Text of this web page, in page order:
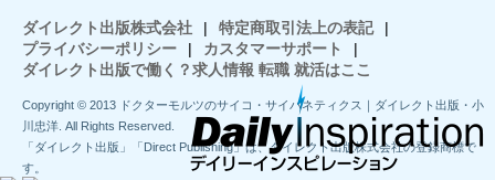
ダイレクト出版株式会社 | 特定商取引法上の表記
|
プライバシーポリシー
| カスタマーサポート
|
ダイレクト出版で働く？求人情報 転職 就活はここ
Copyright © 2013 ドクターモルツのサイコ・サイバネティクス｜ダイレクト出版・小
川忠洋. All Rights Reserved.
「ダイレクト出版」「Direct Publishing」は、ダイレクト出版株式会社の登録商標で
す。